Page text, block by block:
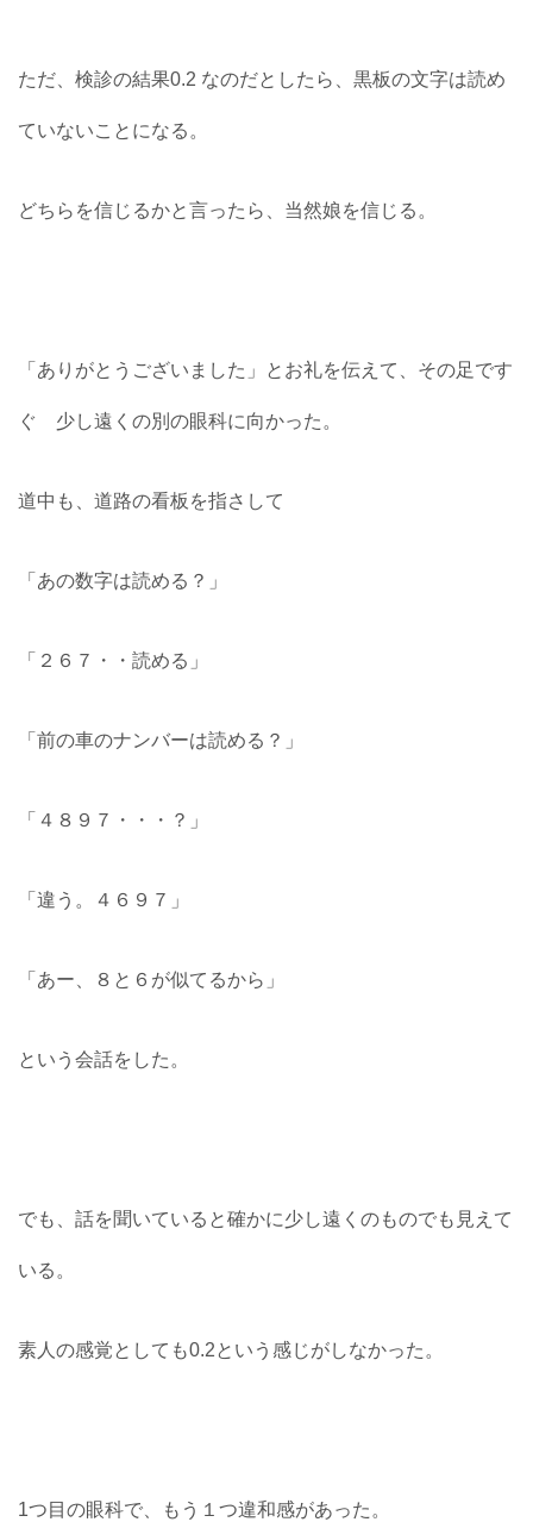
ただ、検診の結果0.2 なのだとしたら、黒板の文字は読め
ていないことになる。
どちらを信じるかと言ったら、当然娘を信じる。
「ありがとうございました」とお礼を伝えて、その足です
ぐ 少し遠くの別の眼科に向かった。
道中も、道路の看板を指さして
「あの数字は読める？」
「２６７・・読める」
「前の車のナンバーは読める？」
「４８９７・・・？」
「違う。４６９７」
「あー、８と６が似てるから」
という会話をした。
でも、話を聞いていると確かに少し遠くのものでも見えて
いる。
素人の感覚としても0.2という感じがしなかった。
1つ目の眼科で、もう１つ違和感があった。